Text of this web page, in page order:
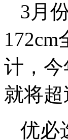
3月
计，
就将超
优必